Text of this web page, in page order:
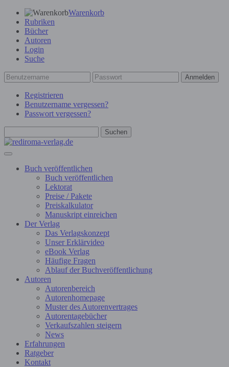
Warenkorb
Rubriken
Bücher
Autoren
Login
Suche
Anmelden
Registrieren
Benutzername vergessen?
Passwort vergessen?
Suchen
Buch veröffentlichen
Buch veröffentlichen
Lektorat
Preise / Pakete
Preiskalkulator
Manuskript einreichen
Der Verlag
Das Verlagskonzept
Unser Erklärvideo
eBook Verlag
Häufige Fragen
Ablauf der Buchveröffentlichung
Autoren
Autorenbereich
Autorenhomepage
Muster des Autorenvertrages
Autorentagebücher
Verkaufszahlen steigern
News
Erfahrungen
Ratgeber
Kontakt